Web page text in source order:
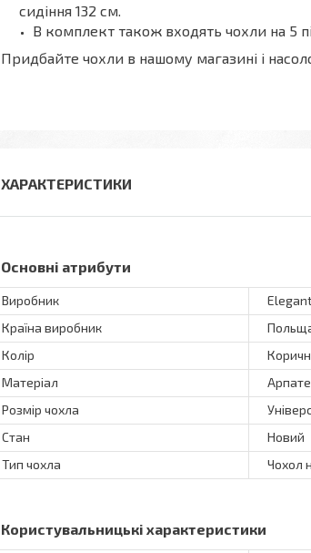
сидіння 132 см.
В комплект також входять чохли на 5
Придбайте чохли в нашому магазині і
ХАРАКТЕРИСТИКИ
Основні атрибути
Виробник
Країна виробник
Колір
Матеріал
Розмір чохла
Стан
Новий
Тип чохла
Чохол
Користувальницькі характеристики